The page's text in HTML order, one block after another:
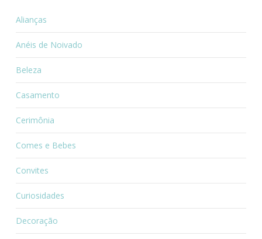
Alianças
Anéis de Noivado
Beleza
Casamento
Cerimônia
Comes e Bebes
Convites
Curiosidades
Decoração